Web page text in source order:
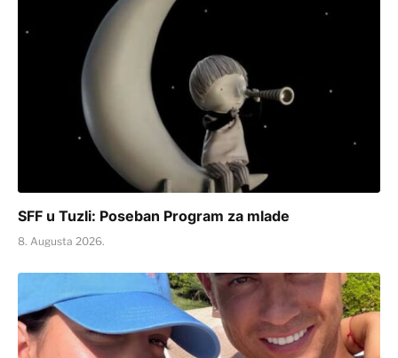
SFF u Tuzli: Poseban Program za mlade
8. Augusta 2026.